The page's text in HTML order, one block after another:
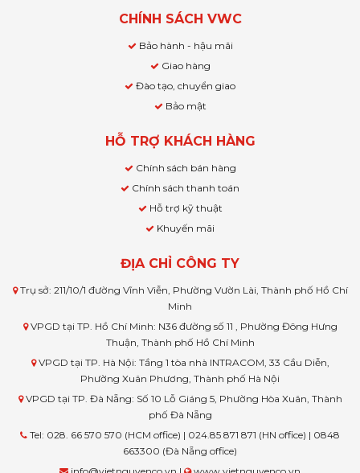
CHÍNH SÁCH VWC
Bảo hành - hậu mãi
Giao hàng
Đào tạo, chuyển giao
Bảo mật
HỖ TRỢ KHÁCH HÀNG
Chính sách bán hàng
Chính sách thanh toán
Hỗ trợ kỹ thuật
Khuyến mãi
ĐỊA CHỈ CÔNG TY
Trụ sở: 211/10/1 đường Vĩnh Viễn, Phường Vườn Lài, Thành phố Hồ Chí
Minh
VPGD tại TP. Hồ Chí Minh: N36 đường số 11 , Phường Đông Hưng
Thuận, Thành phố Hồ Chí Minh
VPGD tại TP. Hà Nội: Tầng 1 tòa nhà INTRACOM, 33 Cầu Diễn,
Phường Xuân Phương, Thành phố Hà Nội
VPGD tại TP. Đà Nẵng: Số 10 Lỗ Giáng 5, Phường Hòa Xuân, Thành
phố Đà Nẵng
Tel: 028. 66 570 570 (HCM office) | 024.85 871 871 (HN office) | 0848
663300 (Đà Nẵng office)